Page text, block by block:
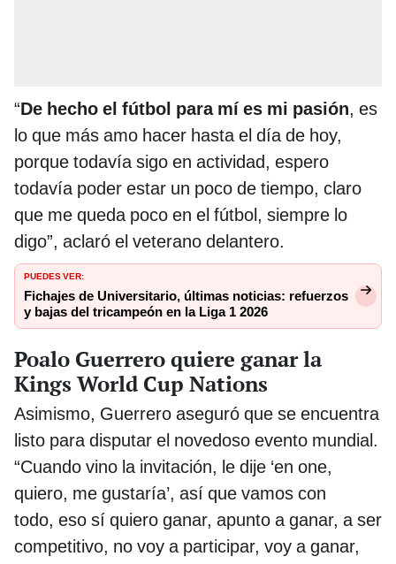
“De hecho el fútbol para mí es mi pasión, es
lo que más amo hacer hasta el día de hoy,
porque todavía sigo en actividad, espero
todavía poder estar un poco de tiempo, claro
que me queda poco en el fútbol, siempre lo
digo”, aclaró el veterano delantero.
PUEDES VER:
Fichajes de Universitario, últimas noticias: refuerzos
y bajas del tricampeón en la Liga 1 2026
Poalo Guerrero quiere ganar la
Kings World Cup Nations
Asimismo, Guerrero aseguró que se encuentra
listo para disputar el novedoso evento mundial.
“Cuando vino la invitación, le dije ‘en one,
quiero, me gustaría’, así que vamos con
todo, eso sí quiero ganar, apunto a ganar, a ser
competitivo, no voy a participar, voy a ganar,